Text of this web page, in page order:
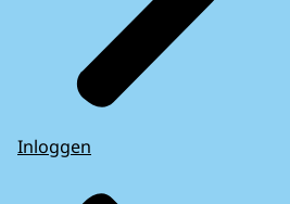
Inloggen